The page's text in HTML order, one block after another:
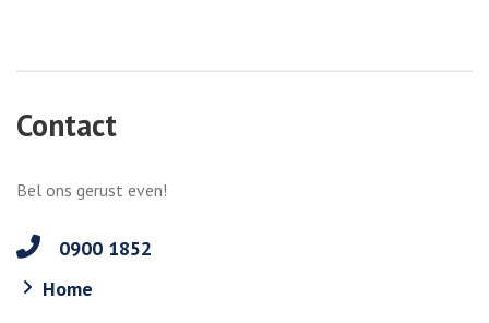
Contact
Bel ons gerust even!
0900 1852
Home